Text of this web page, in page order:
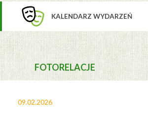
KALENDARZ WYDARZEŃ
FOTORELACJE
09.02.2026